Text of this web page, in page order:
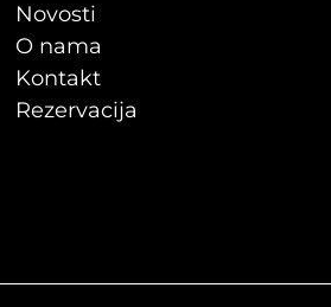
Novosti
O nama
Kontakt
Rezervacija